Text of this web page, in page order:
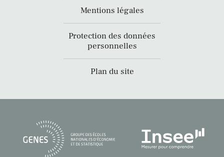
Mentions légales
Protection des données
personnelles
Plan du site